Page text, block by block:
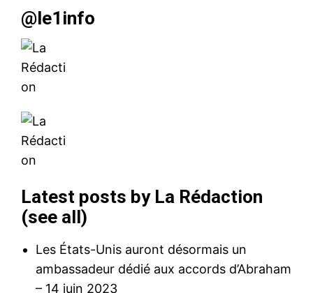
@le1info
Latest posts by La Rédaction
(see all)
Les États-Unis auront désormais un
ambassadeur dédié aux accords d’Abraham
– 14 juin 2023